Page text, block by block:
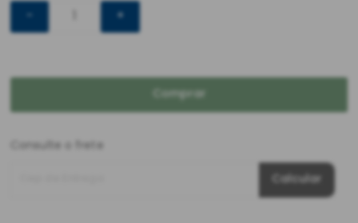
-
+
Comprar
Consulte o frete
Calcular